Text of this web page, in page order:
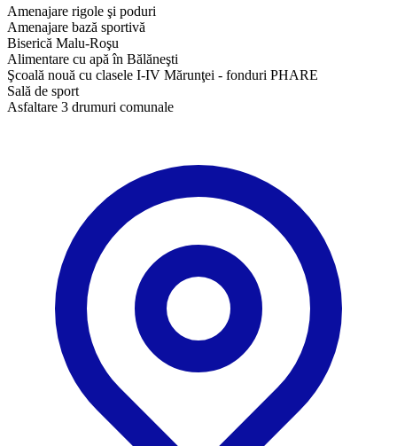
Amenajare rigole şi poduri
Amenajare bază sportivă
Biserică Malu-Roşu
Alimentare cu apă în Bălăneşti
Şcoală nouă cu clasele I-IV Mărunţei - fonduri PHARE
Sală de sport
Asfaltare 3 drumuri comunale